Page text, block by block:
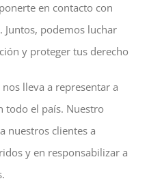
en contacto con
podemos luchar
y proteger tus derecho
lleva a representar a
todo el país. Nuestro
nuestros clientes a
y en responsabilizar a